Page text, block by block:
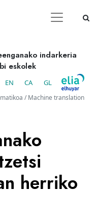
indarkeria
eskolek
EN CA GL
/ Machine translation
herriko